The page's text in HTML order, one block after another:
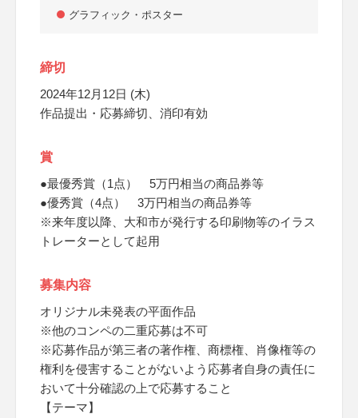
グラフィック・ポスター
締切
2024年12月12日 (木)
作品提出・応募締切、消印有効
賞
●最優秀賞（1点） 5万円相当の商品券等
●優秀賞（4点） 3万円相当の商品券等
※来年度以降、大和市が発行する印刷物等のイラス
トレーターとして起用
募集内容
オリジナル未発表の平面作品
※他のコンペの二重応募は不可
※応募作品が第三者の著作権、商標権、肖像権等の
権利を侵害することがないよう応募者自身の責任に
おいて十分確認の上で応募すること
【テーマ】